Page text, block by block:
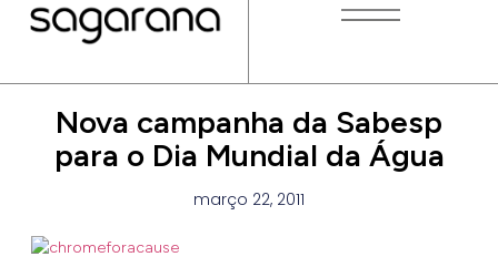
Nova campanha da Sabesp
para o Dia Mundial da Água
março 22, 2011